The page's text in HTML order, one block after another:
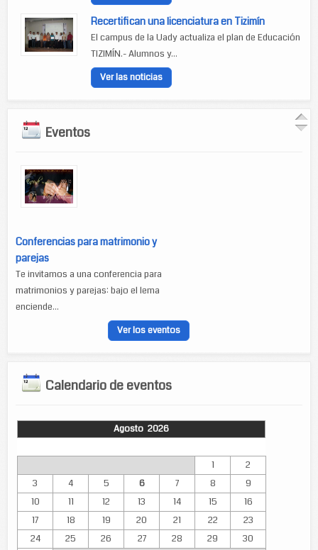
Recertifican una licenciatura en Tizimín
El campus de la Uady actualiza el plan de Educación
TIZIMÍN.- Alumnos y...
Ver las noticias
Eventos
Conferencias para matrimonio y
parejas
Te invitamos a una conferencia para
matrimonios y parejas: bajo el lema
enciende...
Ver los eventos
Calendario de eventos
Agosto 2026
1
2
3
4 5 6 7 8
9
10
11 12 13 14 15
16
17
18 19 20 21 22
23
24
25 26 27 28 29
30